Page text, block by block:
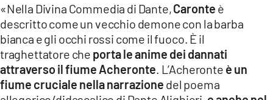
«Nella Divina Commedia di Dante,Caronte è
descritto come un vecchio demone con la barba
bianca e gli occhi rossi come il fuoco. È il
traghettatore che porta le anime dei dannati
attraverso il fiume Acheronte . L’Acheronte è un
fiume cruciale nella narrazione del poema